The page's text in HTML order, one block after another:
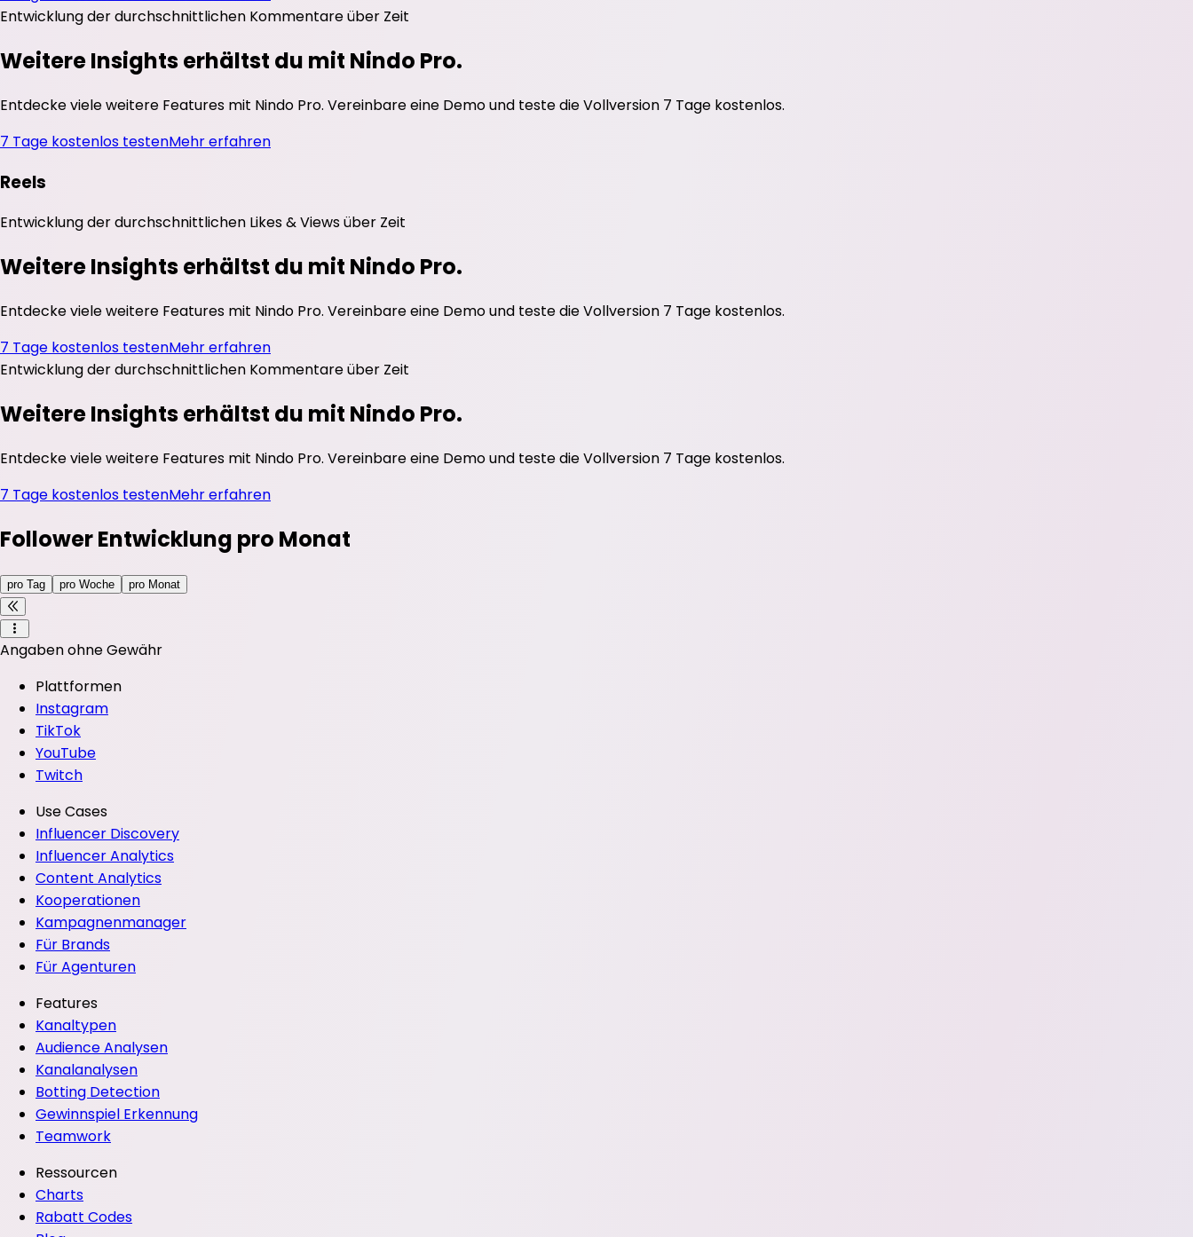
Entwicklung der durchschnittlichen Kommentareüber Zeit
Weitere Insights erhältst du mit Nindo Pro.
Entdecke viele weitere Features mit Nindo Pro. Vereinbare eine Demo und teste die Vollversion 7 Tage kostenlos.
7 Tage kostenlos testenMehr erfahren
Reels
Entwicklung der durchschnittlichen Likes&Viewsüber Zeit
Weitere Insights erhältst du mit Nindo Pro.
Entdecke viele weitere Features mit Nindo Pro. Vereinbare eine Demo und teste die Vollversion 7 Tage kostenlos.
7 Tage kostenlos testenMehr erfahren
Entwicklung der durchschnittlichen Kommentareüber Zeit
Weitere Insights erhältst du mit Nindo Pro.
Entdecke viele weitere Features mit Nindo Pro. Vereinbare eine Demo und teste die Vollversion 7 Tage kostenlos.
7 Tage kostenlos testenMehr erfahren
Follower Entwicklung pro Monat
pro Tag pro Woche pro Monat
Angaben ohne Gewähr
Plattformen
Instagram
TikTok
YouTube
Twitch
Use Cases
Influencer Discovery
Influencer Analytics
Content Analytics
Kooperationen
Kampagnenmanager
Für Brands
Für Agenturen
Features
Kanaltypen
Audience Analysen
Kanalanalysen
Botting Detection
Gewinnspiel Erkennung
Teamwork
Ressourcen
Charts
Rabatt Codes